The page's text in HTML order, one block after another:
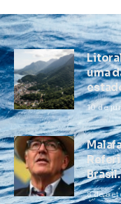
uma
10 de
Brasil.
8 de